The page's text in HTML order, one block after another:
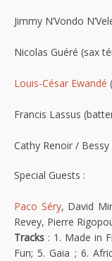
Jimmy N’Vondo
Nicolas Guéré (sax
Louis-César Ewandé
Francis Lassus
Cathy Renoir /
Special Guests :
Paco Séry, David
Revey, Pierre
Tracks : 1. Made in
Fun; 5. Gaia ; 6.